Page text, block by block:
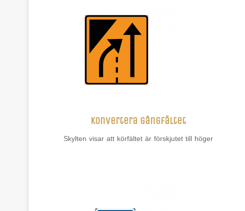
Konvertera gångfältet
Skylten visar att körfältet är förskjutet till höger